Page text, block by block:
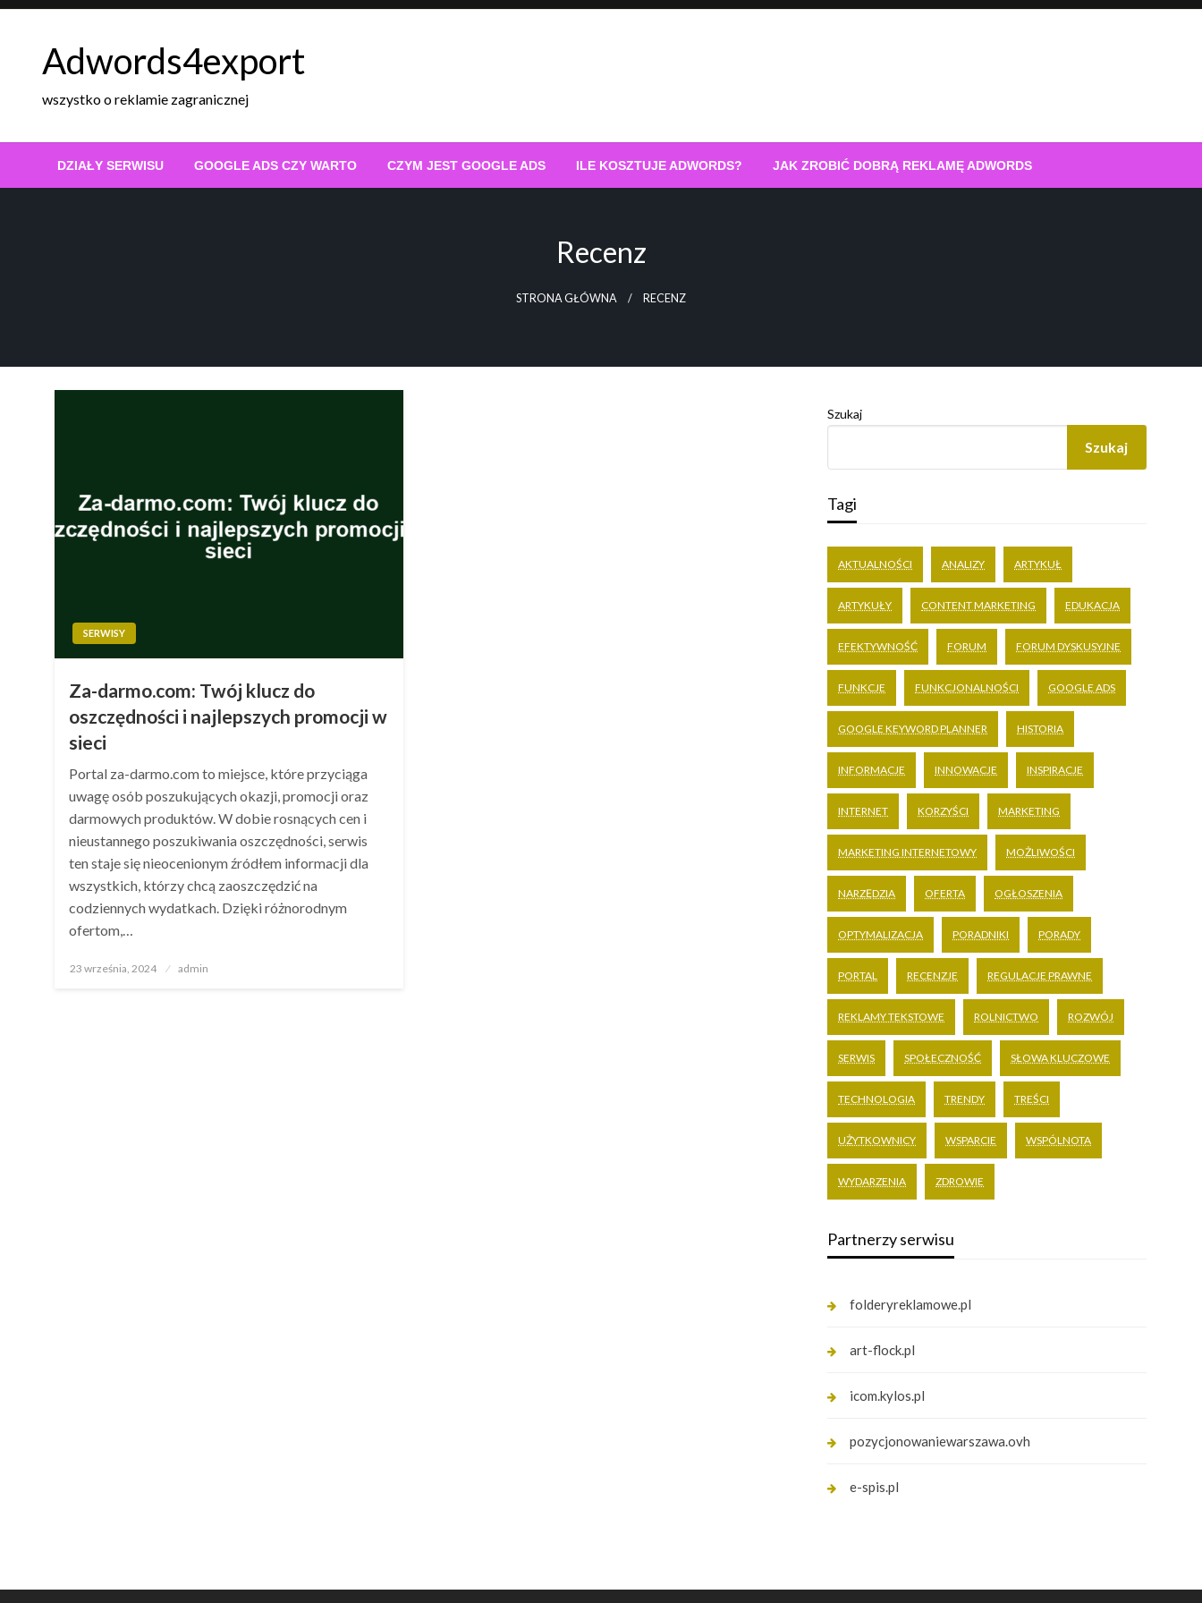
Skip
Adwords4export
wszystko o reklamie zagranicznej
DZIAŁY SERWISU GOOGLE ADS CZY WARTO CZYM JEST GOOGLE ADS ILE KOSZTUJE ADWORDS? JAK ZROBIĆ DOBRĄ REKLAMĘ ADWORDS
Recenz
STRONA GŁÓWNA RECENZ
SERWISY
Za-darmo.com: Twój klucz do
oszczędności i najlepszych promocji w
sieci
Portal za-darmo.com to miejsce, które przyciąga
uwagę osób poszukujących okazji, promocji oraz
darmowych produktów. W dobie rosnących cen i
nieustannego poszukiwania oszczędności, serwis
ten staje się nieocenionym źródłem informacji dla
wszystkich, którzy chcą zaoszczędzić na
codziennych wydatkach. Dzięki różnorodnym
ofertom,…
Opublikowane
23 września, 2024 admin
Szukaj
Szukaj
Tagi
AKTUALNOŚCI ANALIZY ARTYKUŁ
ARTYKUŁY CONTENT MARKETING EDUKACJA
EFEKTYWNOŚĆ FORUM FORUM DYSKUSYJNE
FUNKCJE FUNKCJONALNOŚCI GOOGLE ADS
GOOGLE KEYWORD PLANNER HISTORIA
INFORMACJE INNOWACJE INSPIRACJE
INTERNET KORZYŚCI MARKETING
MARKETING INTERNETOWY MOŻLIWOŚCI
NARZĘDZIA OFERTA OGŁOSZENIA
OPTYMALIZACJA PORADNIKI PORADY
PORTAL RECENZJE REGULACJE PRAWNE
REKLAMY TEKSTOWE ROLNICTWO ROZWÓJ
SERWIS SPOŁECZNOŚĆ SŁOWA KLUCZOWE
TECHNOLOGIA TRENDY TREŚCI
UŻYTKOWNICY WSPARCIE WSPÓLNOTA
WYDARZENIA ZDROWIE
Partnerzy serwisu
folderyreklamowe.pl
art-flock.pl
icom.kylos.pl
pozycjonowaniewarszawa.ovh
e-spis.pl